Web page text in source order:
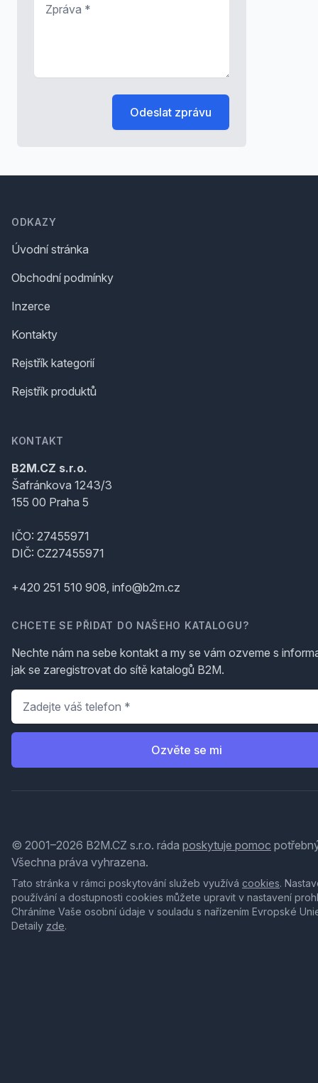
Odeslat zprávu
ODKAZY
Úvodní stránka
Obchodní podmínky
Inzerce
Kontakty
Rejstřík kategorií
Rejstřík produktů
KONTAKT
B2M.CZ s.r.o.
Šafránkova 1243/3
155 00 Praha 5
IČO: 27455971
DIČ: CZ27455971
+420 251 510 908, info@b2m.cz
CHCETE SE PŘIDAT DO NAŠEHO KATALOGU?
Nechte nám na sebe kontakt a my se vám ozveme s
jak se zaregistrovat do sítě katalogů B2M.
Telefon
Ozvěte se mi
© 2001–2026 B2M.CZ s.r.o. ráda poskytuje pomoc
Všechna práva vyhrazena.
Tato stránka v rámci poskytování služeb využívá cookies.
používání a dostupnosti cookies můžete upravit v nastavení
Chráníme Vaše osobní údaje v souladu s nařízením Evropské
Detaily zde.